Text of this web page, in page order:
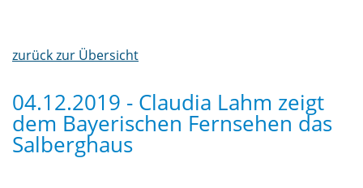
zurück zur Übersicht
04.12.2019 - Claudia Lahm zeigt
dem Bayerischen Fernsehen das
Salberghaus